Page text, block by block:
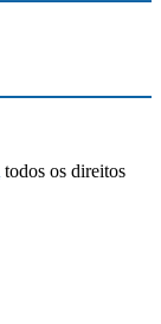
todos os direitos